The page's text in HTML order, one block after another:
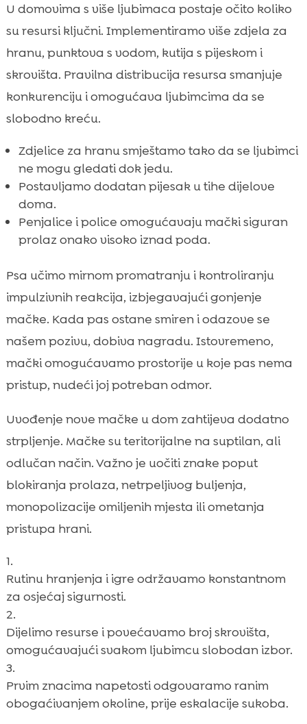
U domovima s više ljubimaca postaje očito koliko
su resursi ključni. Implementiramo više zdjela za
hranu, punktova s vodom, kutija s pijeskom i
skrovišta. Pravilna distribucija resursa smanjuje
konkurenciju i omogućava ljubimcima da se
slobodno kreću.
Zdjelice za hranu smještamo tako da se ljubimci
ne mogu gledati dok jedu.
Postavljamo dodatan pijesak u tihe dijelove
doma.
Penjalice i police omogućavaju mački siguran
prolaz onako visoko iznad poda.
Psa učimo mirnom promatranju i kontroliranju
impulzivnih reakcija, izbjegavajući gonjenje
mačke. Kada pas ostane smiren i odazove se
našem pozivu, dobiva nagradu. Istovremeno,
mački omogućavamo prostorije u koje pas nema
pristup, nudeći joj potreban odmor.
Uvođenje nove mačke u dom zahtijeva dodatno
strpljenje. Mačke su teritorijalne na suptilan, ali
odlučan način. Važno je uočiti znake poput
blokiranja prolaza, netrpeljivog buljenja,
monopolizacije omiljenih mjesta ili ometanja
pristupa hrani.
Rutinu hranjenja i igre održavamo konstantnom
za osjećaj sigurnosti.
Dijelimo resurse i povećavamo broj skrovišta,
omogućavajući svakom ljubimcu slobodan izbor.
Prvim znacima napetosti odgovaramo ranim
obogaćivanjem okoline, prije eskalacije sukoba.